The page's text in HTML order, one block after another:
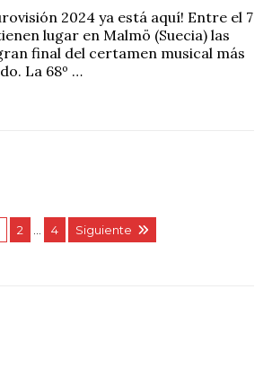
2024 ya está aquí! Entre el 7
lugar en Malmö (Suecia) las
final del certamen musical más
La 68º …
2 4 Siguiente